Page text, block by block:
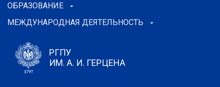
ОБРАЗОВАНИЕ
МЕЖДУНАРОДНАЯ ДЕЯТЕЛЬНОСТЬ
РГПУ
ИМ. А. И. ГЕРЦЕНА